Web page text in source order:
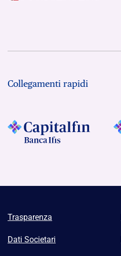
Collegamenti rapidi
Trasparenza
Dati Societari